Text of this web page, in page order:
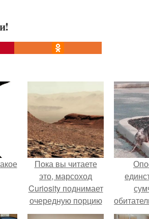
Пока вы читаете
это, марсоход
Curiosity поднимает
очередную порцию
красной пыли. 6.